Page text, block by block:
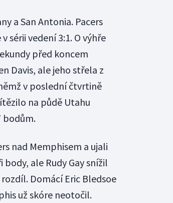
a San Antonia. Pacers
sérii vedení 3:1. O výhře
před koncem
Davis, ale jeho střela z
v poslední čtvrtině
na půdě Utahu
bodům.
nad Memphisem a ujali
body, ale Rudy Gay snížil
Domácí Eric Bledsoe
už skóre neotočil.